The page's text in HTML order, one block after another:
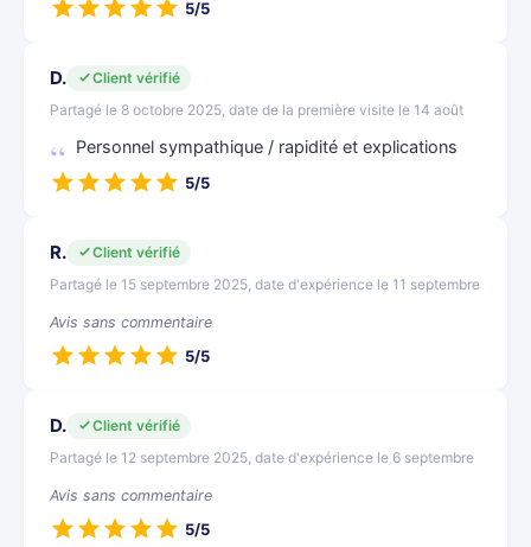
5/5
D.
Client vérifié
Partagé le 8 octobre 2025, date de la première visite le 14 août
Personnel sympathique / rapidité et explications
5/5
R.
Client vérifié
Partagé le 15 septembre 2025, date d'expérience le 11 septembre
Avis sans commentaire
5/5
D.
Client vérifié
Partagé le 12 septembre 2025, date d'expérience le 6 septembre
Avis sans commentaire
5/5